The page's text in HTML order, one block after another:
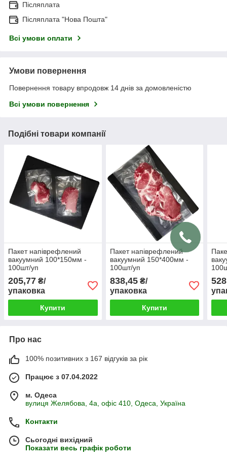
Післяплата
Післяплата "Нова Пошта"
Всі умови оплати
Умови повернення
Повернення товару впродовж 14 днів за домовленістю
Всі умови повернення
Подібні товари компанії
Пакет напіврефлений
вакуумний 100*150мм -
100шт/уп
205,77 ₴/
упаковка
Купити
Пакет напіврефлений
вакуумний 150*400мм -
100шт/уп
838,45₴/
упаковка
Купити
Про нас
100% позитивних з 167 відгуків за рік
Працює з 07.04.2022
м. Одеса
вулиця Желябова, 4а, офіс 410, Одеса, Україна
Контакти
Сьогодні вихідний
Показати весь графік роботи